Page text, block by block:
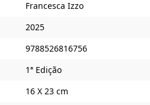
Francesca Izzo
2025
9788526816756
1ª Edição
16 X 23 cm